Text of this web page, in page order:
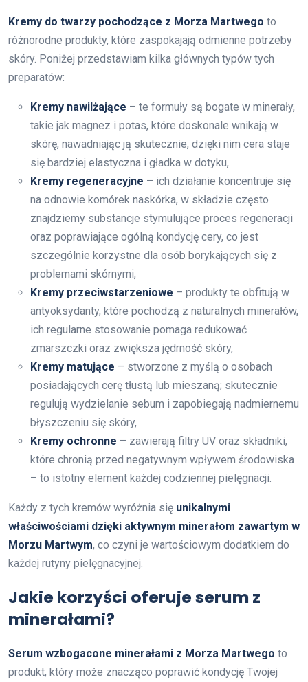
Kremy do twarzy pochodzące z Morza Martwego to
różnorodne produkty, które zaspokajają odmienne potrzeby
skóry. Poniżej przedstawiam kilka głównych typów tych
preparatów:
Kremy nawilżające – te formuły są bogate w minerały,
takie jak magnez i potas, które doskonale wnikają w
skórę, nawadniając ją skutecznie, dzięki nim cera staje
się bardziej elastyczna i gładka w dotyku,
Kremy regeneracyjne – ich działanie koncentruje się
na odnowie komórek naskórka, w składzie często
znajdziemy substancje stymulujące proces regeneracji
oraz poprawiające ogólną kondycję cery, co jest
szczególnie korzystne dla osób borykających się z
problemami skórnymi,
Kremy przeciwstarzeniowe – produkty te obfitują w
antyoksydanty, które pochodzą z naturalnych minerałów,
ich regularne stosowanie pomaga redukować
zmarszczki oraz zwiększa jędrność skóry,
Kremy matujące – stworzone z myślą o osobach
posiadających cerę tłustą lub mieszaną; skutecznie
regulują wydzielanie sebum i zapobiegają nadmiernemu
błyszczeniu się skóry,
Kremy ochronne – zawierają filtry UV oraz składniki,
które chronią przed negatywnym wpływem środowiska
– to istotny element każdej codziennej pielęgnacji.
Każdy z tych kremów wyróżnia się unikalnymi
właściwościami dzięki aktywnym minerałom zawartym w
Morzu Martwym, co czyni je wartościowym dodatkiem do
każdej rutyny pielęgnacyjnej.
Jakie korzyści oferuje serum z
minerałami?
Serum wzbogacone minerałami z Morza Martwego to
produkt, który może znacząco poprawić kondycję Twojej